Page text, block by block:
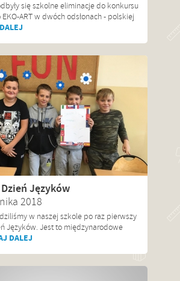
się szkolne eliminacje do konkursu
ART w dwóch odsłonach - polskiej
Języków
2018
w naszej szkole po raz pierwszy
Języków. Jest to międzynarodowe
DALEJ